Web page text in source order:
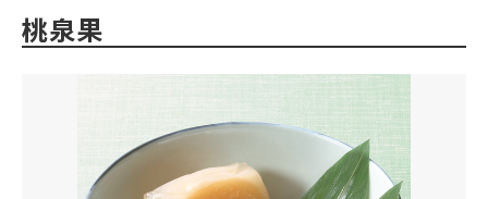
桃泉果